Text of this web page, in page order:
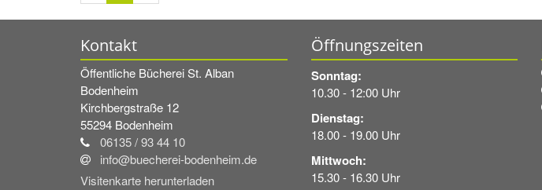
Kontakt
Öffentliche Bücherei St. Alban
Bodenheim
Kirchbergstraße 12
55294 Bodenheim
06135 / 93 44 10
info@buecherei-bodenheim.de
Visitenkarte herunterladen
Öffnungszeiten
Sonntag:
10.30 - 12:00 Uhr
Dienstag:
18.00 - 19.00 Uhr
Mittwoch:
15.30 - 16.30 Uhr